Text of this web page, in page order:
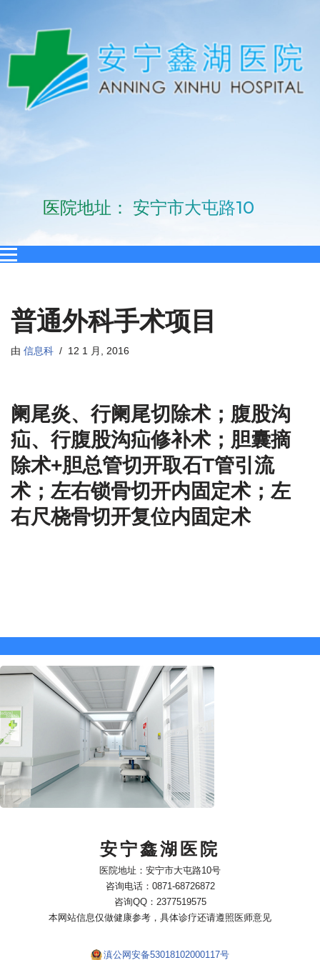
医院地址： 安宁市大屯路10号
普通外科手术项目
由 信息科 12 1 月, 2016
阑尾炎、行阑尾切除术；腹股沟
疝、行腹股沟疝修补术；胆囊摘
除术+胆总管切开取石T管引流
术；左右锁骨切开内固定术；左
右尺桡骨切开复位内固定术
安宁鑫湖医院
医院地址：安宁市大屯路10号
咨询电话：0871-68726872
咨询QQ：2377519575
本网站信息仅做健康参考，具体诊疗还请遵照医师意见
滇公网安备53018102000117号